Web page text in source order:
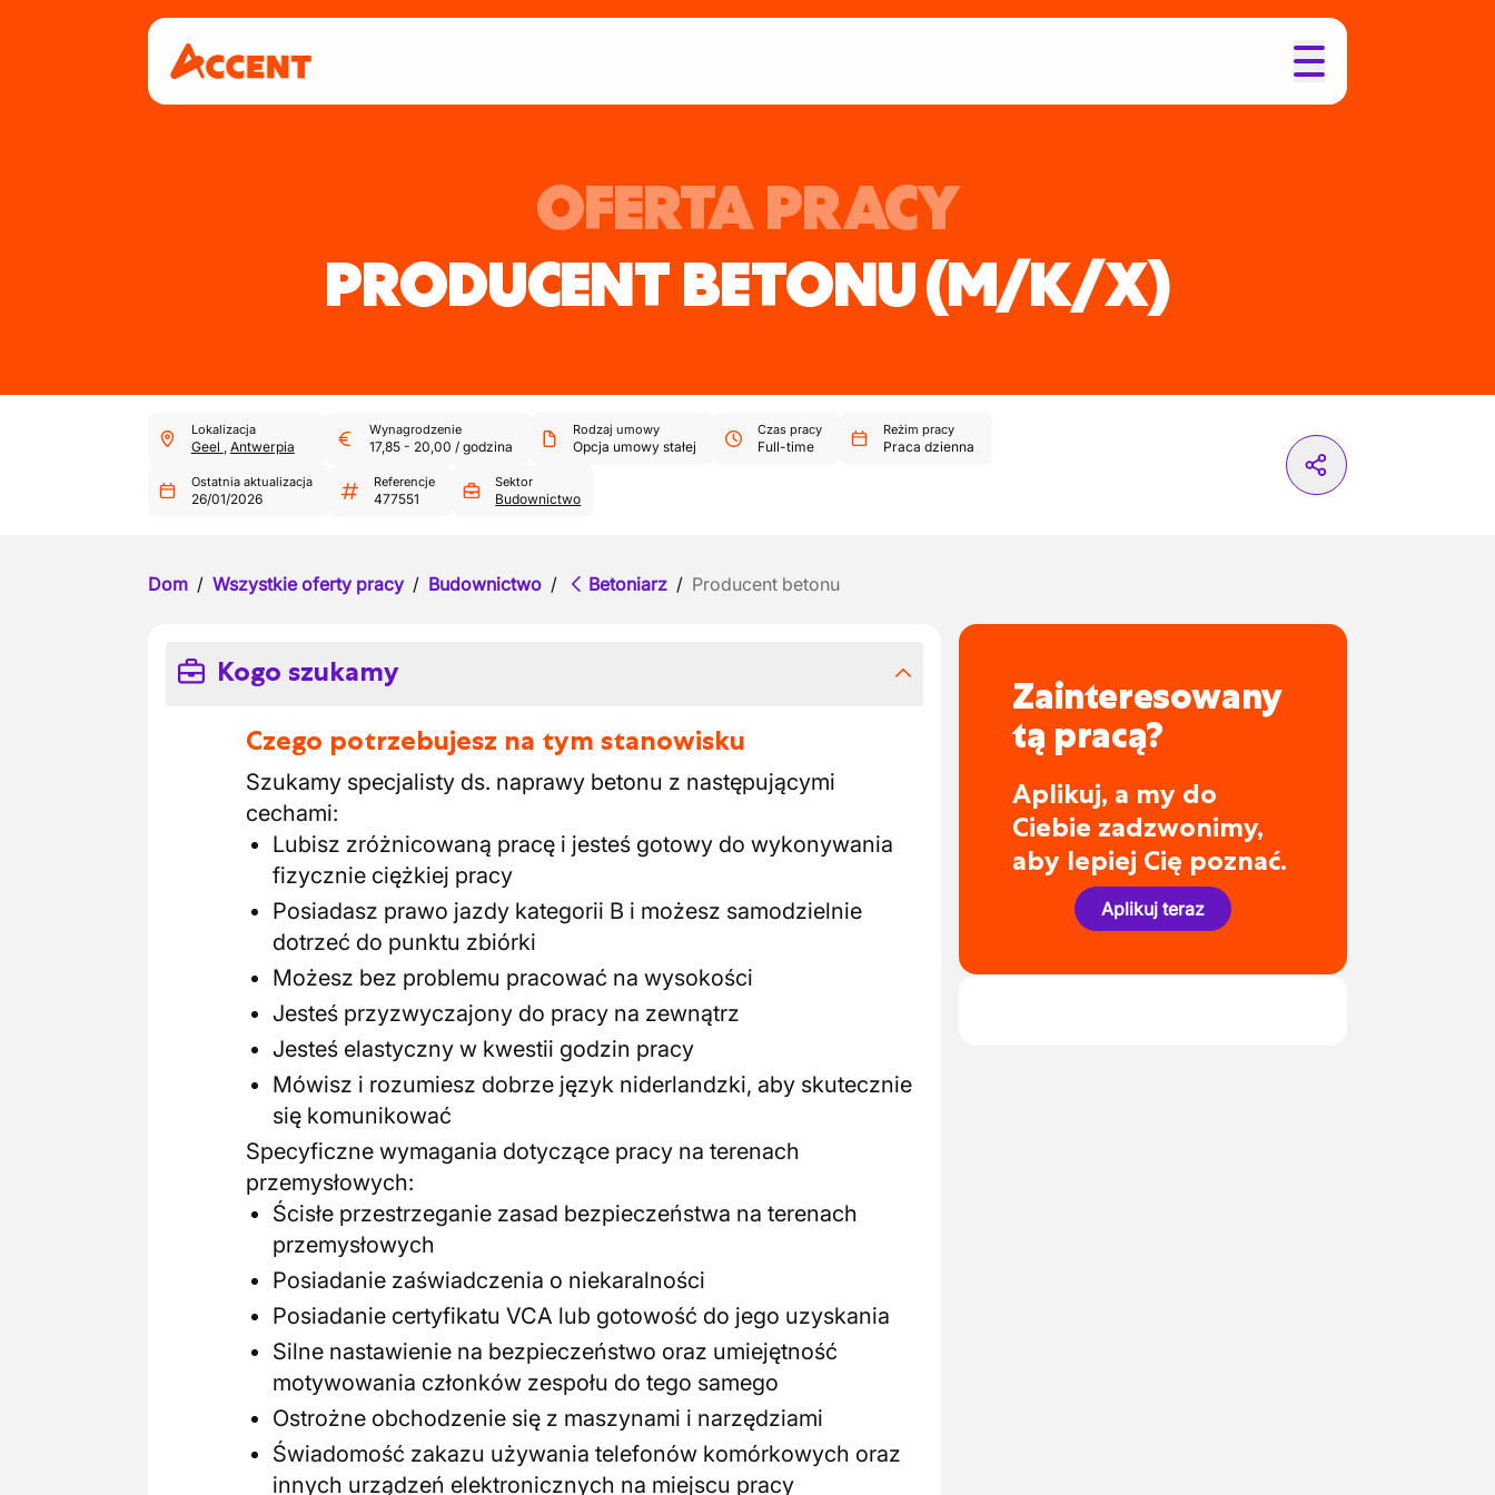
OFERTA PRACY
PRODUCENT BETONU(M/K/X)
Lokalizacja
Geel , Antwerpia
Wynagrodzenie
17,85- 20,00 / godzina
Rodzaj umowy
Opcja umowy stałej
Czas pracy
Full-time
Reżim pracy
Praca dzienna
Ostatnia aktualizacja
26/01/2026
Referencje
477551
Sektor
Budownictwo
Dom / Wszystkie oferty pracy / Budownictwo / Betoniarz / Producent betonu
Kogo szukamy
Czego potrzebujesz na tym stanowisku
Szukamy specjalisty ds. naprawy betonu z następującymi
cechami:
Lubisz zróżnicowaną pracę i jesteś gotowy do wykonywania
fizycznie ciężkiej pracy
Posiadasz prawo jazdy kategorii B i możesz samodzielnie
dotrzeć do punktu zbiórki
Możesz bez problemu pracować na wysokości
Jesteś przyzwyczajony do pracy na zewnątrz
Jesteś elastyczny w kwestii godzin pracy
Mówisz i rozumiesz dobrze język niderlandzki, aby skutecznie
się komunikować
Specyficzne wymagania dotyczące pracy na terenach
przemysłowych:
Ścisłe przestrzeganie zasad bezpieczeństwa na terenach
przemysłowych
Posiadanie zaświadczenia o niekaralności
Posiadanie certyfikatu VCA lub gotowość do jego uzyskania
Silne nastawienie na bezpieczeństwo oraz umiejętność
motywowania członków zespołu do tego samego
Ostrożne obchodzenie się z maszynami i narzędziami
Świadomość zakazu używania telefonów komórkowych oraz
innych urządzeń elektronicznych na miejscu pracy
Zainteresowany
tą pracą?
Aplikuj, a my do
Ciebie zadzwonimy,
aby lepiej Cię poznać.
Aplikuj teraz